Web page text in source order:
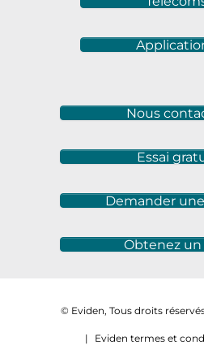
Nous
Essai
Demander
Obtenez un
© Eviden, Tous droits
| Eviden termes et